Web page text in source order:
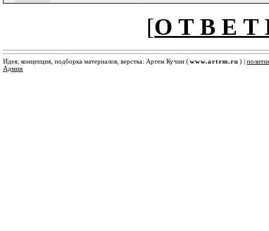
[О Т В Е Т
Идея, концепция, подборка материалов, верстка: Артем Кучин (www.artem.ru ) |
Админ